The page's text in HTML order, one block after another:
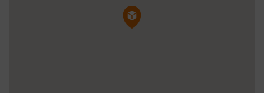
Pin de la carte